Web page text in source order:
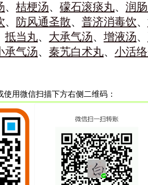
、 桔梗汤、 礞石滚痰丸、 润
、 防风通圣散、 普济消毒饮、
抵当丸、 大承气汤、 增液汤、
承气汤、 秦艽白术丸、 小活
用微信扫描下方右侧二维码：